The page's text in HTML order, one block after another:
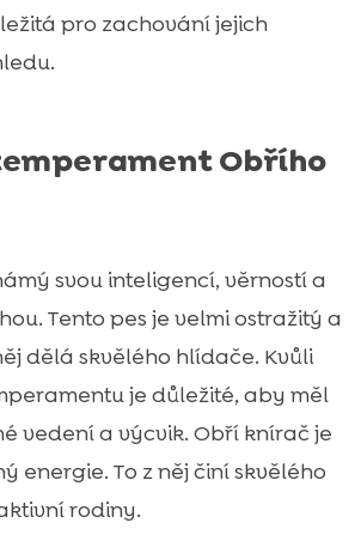
pro zachování jejich
Obřího
svou inteligencí, věrností a
Tento pes je velmi ostražitý a
dělá skvělého hlídače. Kvůli
je důležité, aby měl
vedení a výcvik. Obří knírač je
energie. To z něj činí skvělého
rodiny.